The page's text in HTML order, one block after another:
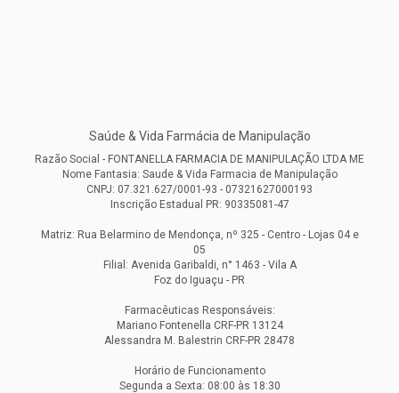
Saúde & Vida Farmácia de Manipulação
Razão Social - FONTANELLA FARMACIA DE MANIPULAÇÃO LTDA ME
Nome Fantasia: Saude & Vida Farmacia de Manipulação
CNPJ: 07.321.627/0001-93 - 07321627000193
Inscrição Estadual PR: 90335081-47
Matriz: Rua Belarmino de Mendonça, nº 325 - Centro - Lojas 04 e
05
Filial: Avenida Garibaldi, n° 1463 - Vila A
Foz do Iguaçu - PR
Farmacêuticas Responsáveis:
Mariano Fontenella CRF-PR 13124
Alessandra M. Balestrin CRF-PR 28478
Horário de Funcionamento
Segunda a Sexta: 08:00 às 18:30